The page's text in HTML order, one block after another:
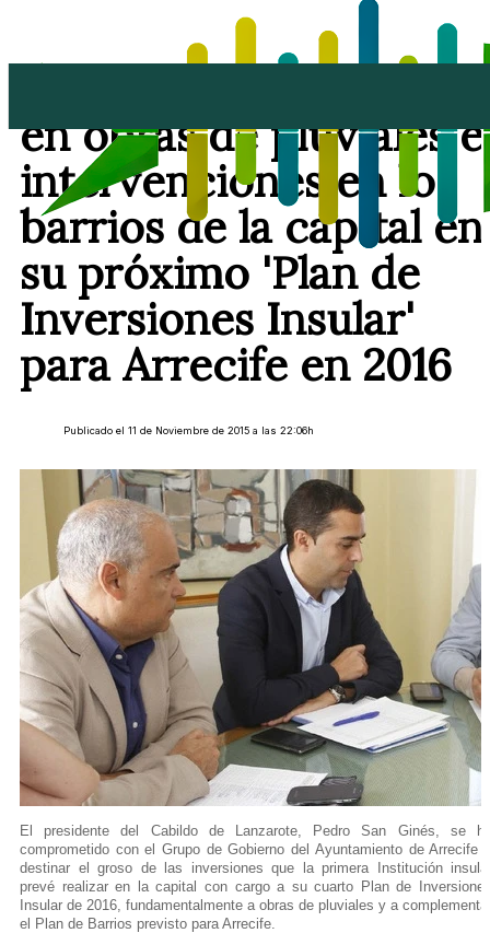
en obras de pluviales e
intervenciones en los
barrios de la capital en
su próximo 'Plan de
Inversiones Insular'
para Arrecife en 2016
Publicado el 11 de Noviembre de 2015 a las 22:06h
El presidente del Cabildo de Lanzarote, Pedro San Ginés, se
comprometido con el Grupo de Gobierno del Ayuntamiento de Arrecife
destinar el groso de las inversiones que la primera Institución
prevé realizar en la capital con cargo a su cuarto Plan de
Insular de 2016, fundamentalmente a obras de pluviales y a
el Plan de Barrios previsto para Arrecife.